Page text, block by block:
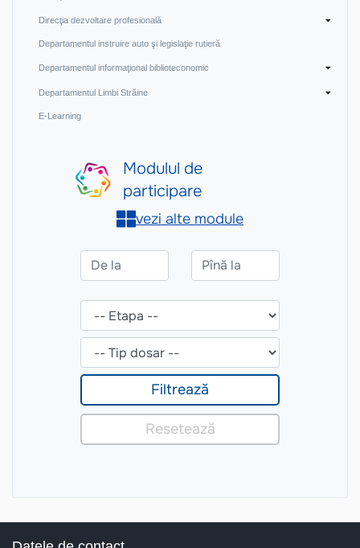
Direcţia dezvoltare profesională
Departamentul instruire auto şi legislaţie rutieră
Departamentul informaţional biblioteconomic
Departamentul Limbi Străine
E-Learning